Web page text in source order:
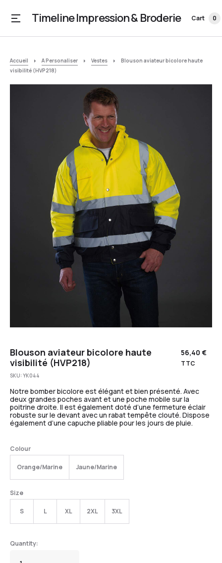
Timeline Impression & Broderie Cart 0
Accueil A Personaliser Vestes
Blouson aviateur bicolore haute
visibilité (HVP218)
Blouson aviateur bicolore haute
visibilité (HVP218)
56,40€
TTC
SKU:YK044
Notre bomber bicolore est élégant et bien présenté. Avec
deux grandes poches avant et une poche mobile sur la
poitrine droite. Il est également doté d’une fermeture éclair
robuste sur le devant avec un rabat tempête clouté. Dispose
également d’une capuche pliable pour les jours de pluie.
Colour
Orange/Marine Jaune/Marine
Size
S L XL 2XL 3XL